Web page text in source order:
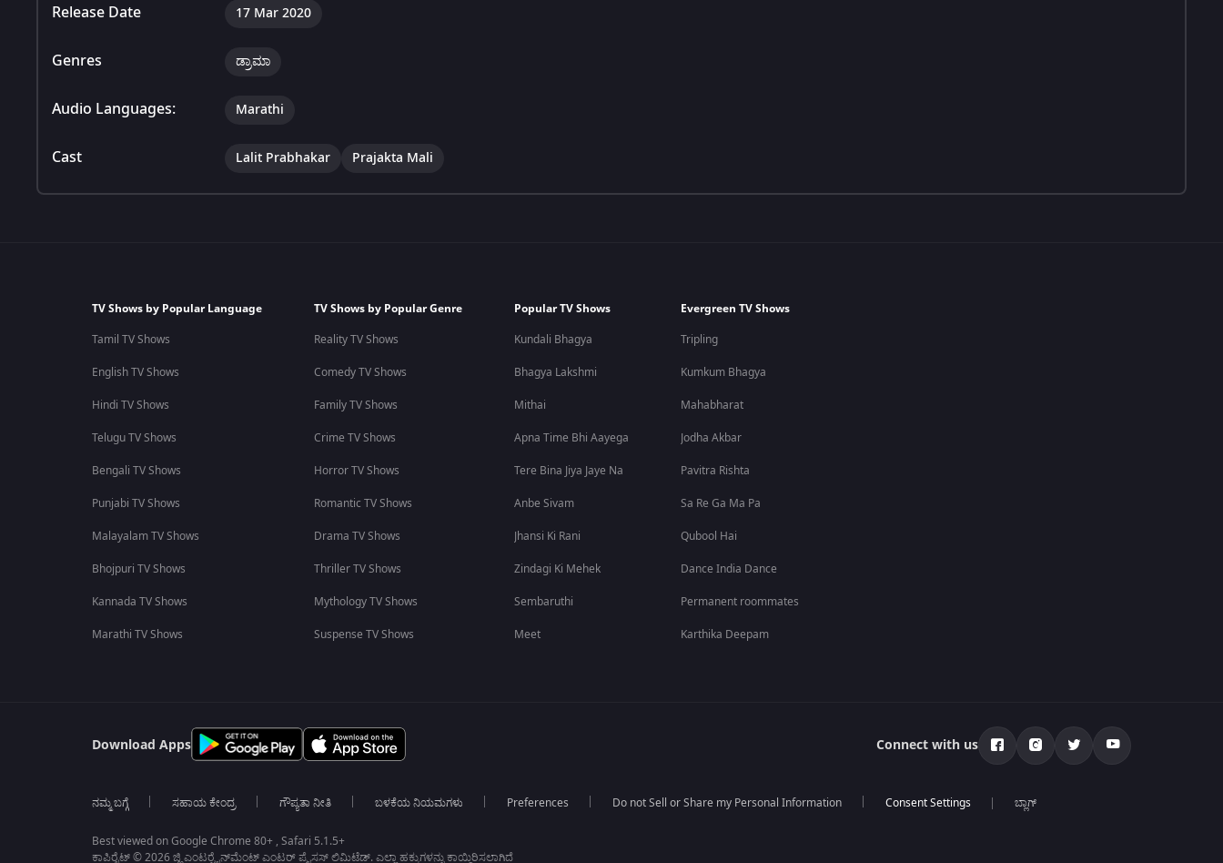
Release Date 17 Mar 2020
Genres ಡ್ರಾಮಾ
Audio Languages: Marathi
Cast Lalit Prabhakar Prajakta Mali
TV Shows by Popular Language
Tamil TV Shows
English TV Shows
Hindi TV Shows
Telugu TV Shows
Bengali TV Shows
Punjabi TV Shows
Malayalam TV Shows
Bhojpuri TV Shows
Kannada TV Shows
Marathi TV Shows
TV Shows by Popular Genre
Reality TV Shows
Comedy TV Shows
Family TV Shows
Crime TV Shows
Horror TV Shows
Romantic TV Shows
Drama TV Shows
Thriller TV Shows
Mythology TV Shows
Suspense TV Shows
Popular TV Shows
Kundali Bhagya
Bhagya Lakshmi
Mithai
Apna Time Bhi Aayega
Tere Bina Jiya Jaye Na
Anbe Sivam
Jhansi Ki Rani
Zindagi Ki Mehek
Sembaruthi
Meet
Evergreen TV Shows
Tripling
Kumkum Bhagya
Mahabharat
Jodha Akbar
Pavitra Rishta
Sa Re Ga Ma Pa
Qubool Hai
Dance India Dance
Permanent roommates
Karthika Deepam
Download Apps Connect with us
ನಮ್ಮ ಬಗ್ಗೆ ಸಹಾಯ ಕೇಂದ್ರ ಗೌಪ್ಯತಾ ನೀತಿ ಬಳಕೆಯ ನಿಯಮಗಳು Preferences Do not Sell or Share my Personal Information ಬ್ಲಾಗ್
Best viewed on Google Chrome 80+ , Safari 5.1.5+
ಕಾಪಿರೈಟ್ © 2026 ಜ್ಹಿ ಎಂಟರ್‍ಟೈನ್‍ಮೆಂಟ್ ಎಂಟರ್ ಪ್ರೈಸಸ್ ಲಿಮಿಟೆಡ್. ಎಲ್ಲಾ ಹಕ್ಕುಗಳನ್ನು ಕಾಯ್ದಿರಿಸಲಾಗಿದೆ